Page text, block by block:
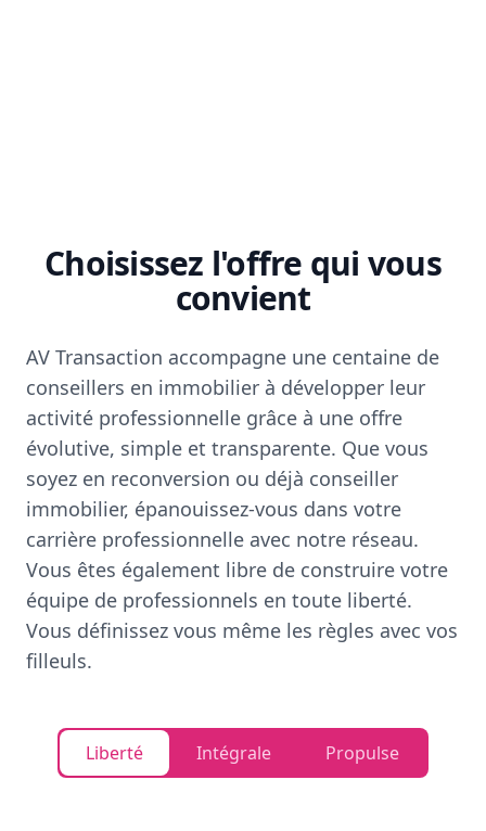
Choisissez l'offre qui vous
convient
AV Transaction accompagne une centaine de
conseillers en immobilier à développer leur
activité professionnelle grâce à une offre
évolutive, simple et transparente. Que vous
soyez en reconversion ou déjà conseiller
immobilier, épanouissez-vous dans votre
carrière professionnelle avec notre réseau.
Vous êtes également libre de construire votre
équipe de professionnels en toute liberté.
Vous définissez vous même les règles avec vos
filleuls.
Liberté Intégrale Propulse